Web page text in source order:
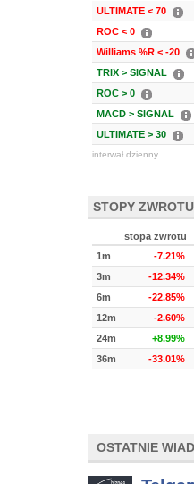
ULTIMATE < 70
ROC < 0
Williams %R < -20
TRIX > SIGNAL
ROC > 0
MACD > SIGNAL
ULTIMATE > 30
interwał dzienny
STOPY ZWROTU
stopa zwrotu
1m
-7.21%
3m
-12.34%
6m
-22.85%
12m
-2.60%
24m
+8.99%
36m
-33.01%
OSTATNIE